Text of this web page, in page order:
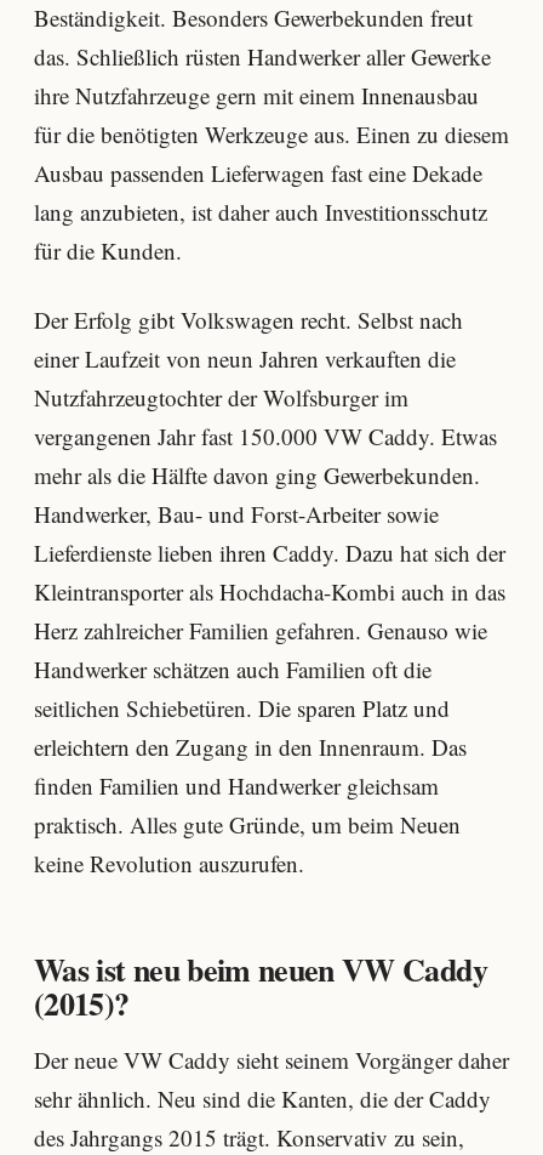
Beständigkeit. Besonders Gewerbekunden freut
das. Schließlich rüsten Handwerker aller Gewerke
ihre Nutzfahrzeuge gern mit einem Innenausbau
für die benötigten Werkzeuge aus. Einen zu diesem
Ausbau passenden Lieferwagen fast eine Dekade
lang anzubieten, ist daher auch Investitionsschutz
für die Kunden.
Der Erfolg gibt Volkswagen recht. Selbst nach
einer Laufzeit von neun Jahren verkauften die
Nutzfahrzeugtochter der Wolfsburger im
vergangenen Jahr fast 150.000 VW Caddy. Etwas
mehr als die Hälfte davon ging Gewerbekunden.
Handwerker, Bau- und Forst-Arbeiter sowie
Lieferdienste lieben ihren Caddy. Dazu hat sich der
Kleintransporter als Hochdacha-Kombi auch in das
Herz zahlreicher Familien gefahren. Genauso wie
Handwerker schätzen auch Familien oft die
seitlichen Schiebetüren. Die sparen Platz und
erleichtern den Zugang in den Innenraum. Das
finden Familien und Handwerker gleichsam
praktisch. Alles gute Gründe, um beim Neuen
keine Revolution auszurufen.
Was ist neu beim neuen VW Caddy
(2015)?
Der neue VW Caddy sieht seinem Vorgänger daher
sehr ähnlich. Neu sind die Kanten, die der Caddy
des Jahrgangs 2015 trägt. Konservativ zu sein,